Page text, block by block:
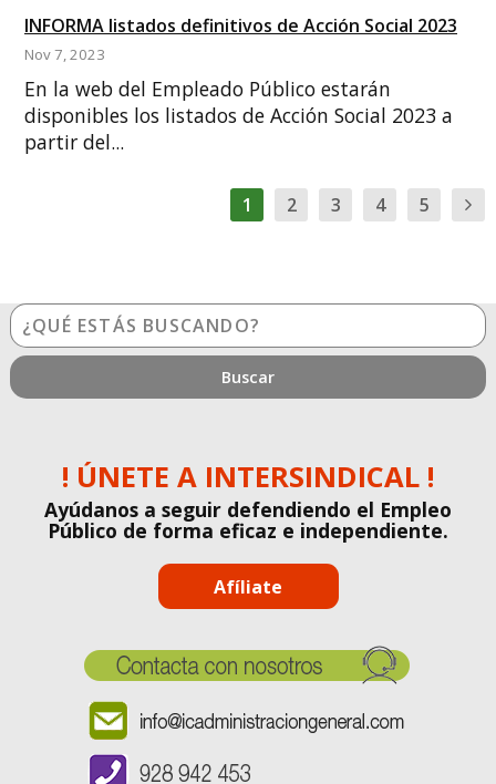
INFORMA listados definitivos de Acción Social 2023
Nov 7, 2023
En la web del Empleado Público estarán
disponibles los listados de Acción Social 2023 a
partir del...
1 2 3 4 5
¿Qué
estás
buscando?
! ÚNETE A INTERSINDICAL !
Ayúdanos a seguir defendiendo el Empleo
Público de forma eficaz e independiente.
Afíliate